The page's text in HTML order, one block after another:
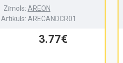
Zīmols: AREON
Artikuls: ARECANDCR01
3.77€